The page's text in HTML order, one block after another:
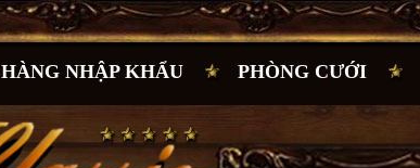
HÀNG NHẬP KHẨU PHÒNG CƯỚI